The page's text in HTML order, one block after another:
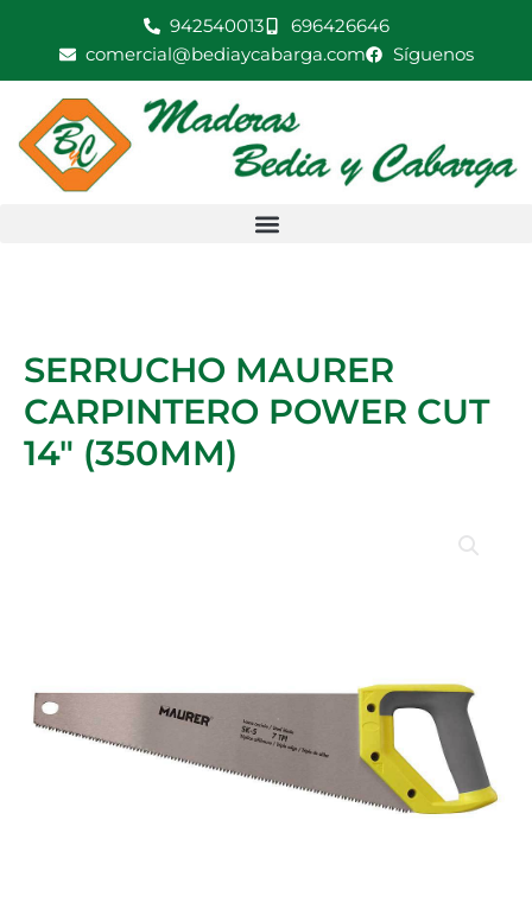
942540013
696426646
comercial@bediaycabarga.com
Síguenos
SERRUCHO MAURER
CARPINTERO POWER CUT
14″ (350MM)
(350MM)
cantidad
CUT
14"
(350MM)
cantidad